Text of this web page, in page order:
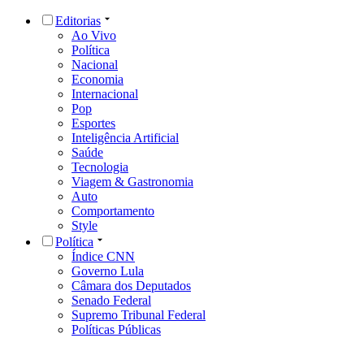
Editorias
Ao Vivo
Política
Nacional
Economia
Internacional
Pop
Esportes
Inteligência Artificial
Saúde
Tecnologia
Viagem & Gastronomia
Auto
Comportamento
Style
Política
Índice CNN
Governo Lula
Câmara dos Deputados
Senado Federal
Supremo Tribunal Federal
Políticas Públicas